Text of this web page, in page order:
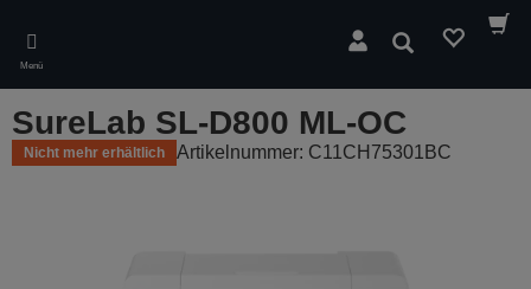
main
content
Menü
Suchen
SureLab SL-D800 ML-OC
Nicht mehr erhältlich Artikelnummer: C11CH75301BC